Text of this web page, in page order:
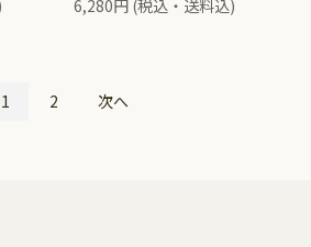
6,280円 (税込・送料込)
1 2 次へ